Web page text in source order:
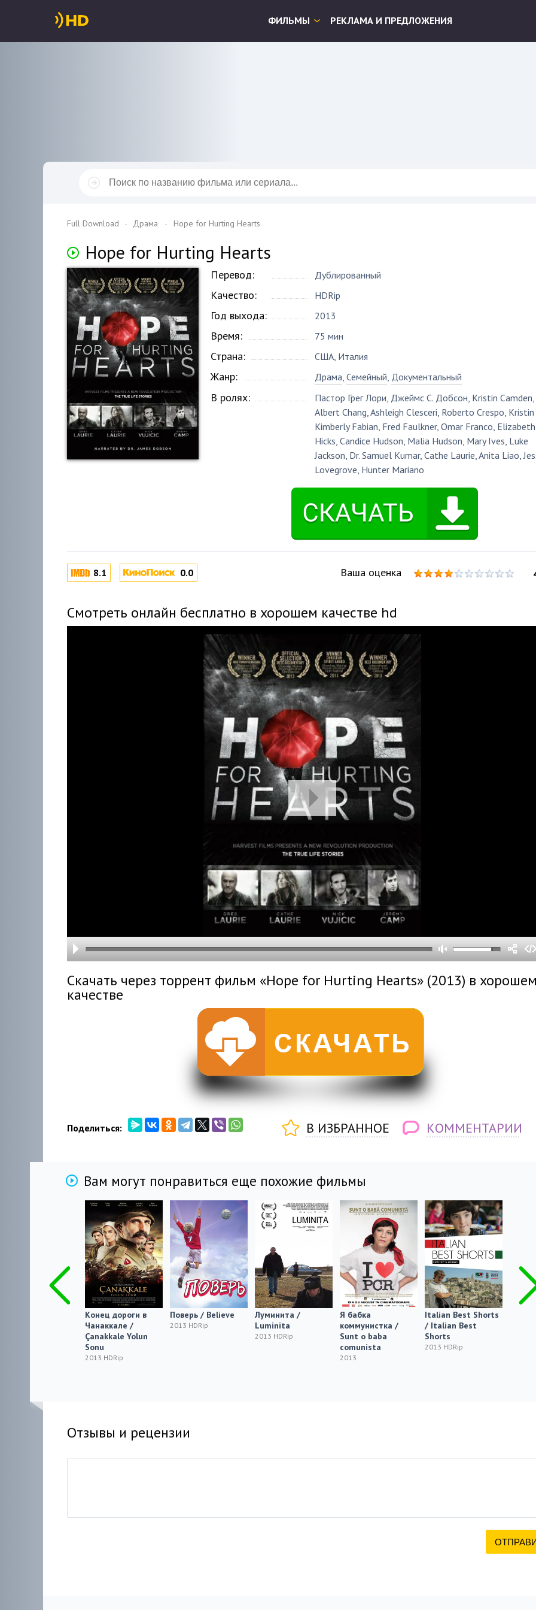
ФИЛЬМЫ РЕКЛАМА И ПРЕДЛОЖЕНИЯ
Full Download Драма Hope for Hurting Hearts
Hope for Hurting Hearts
Перевод: Дублированный
Качество: HDRip
Год выхода: 2013
Время: 75 мин
Страна: США, Италия
Жанр: Драма, Семейный, Документальный
В ролях: Пастор Грег Лори, Джеймс С. Добсон, Kristin Camden,
Albert Chang,Ashleigh Clesceri, Roberto Crespo,
Kimberly Fabian, Fred Faulkner, Omar Franco, Elizabeth
Hicks, Candice Hudson, Malia Hudson, Mary Ives, Luke
Jackson, Dr. Samuel Kumar, Cathe Laurie,Anita Liao,
Lovegrove, Hunter Mariano
8.1 0.0 Ваша оценка
Смотреть онлайн бесплатно в хорошем качестве hd
Скачать через торрент фильм «Hope for Hurting Hearts» (2013) в
качестве
Поделиться: В ИЗБРАННОЕ КОММЕНТАРИИ
Вам могут понравиться еще похожие фильмы
Конец дороги в
Чанаккале /
Çanakkale Yolun
Sonu
2013 HDRip
Поверь / Believe
2013 HDRip
Луминита /
Luminita
2013 HDRip
Я бабка
коммунистка /
Sunt o baba
comunista
2013
Italian Best Shorts
/ Italian Best
Shorts
2013 HDRip
Отзывы и рецензии